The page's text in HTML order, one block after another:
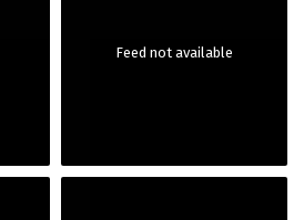
Feed not available